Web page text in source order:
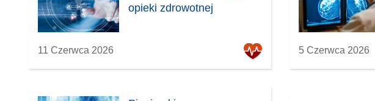
opieki zdrowotnej
11 Czerwca 2026 5 Czerwca 2026